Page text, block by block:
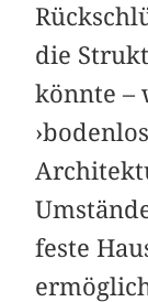
die
könnte –
feste